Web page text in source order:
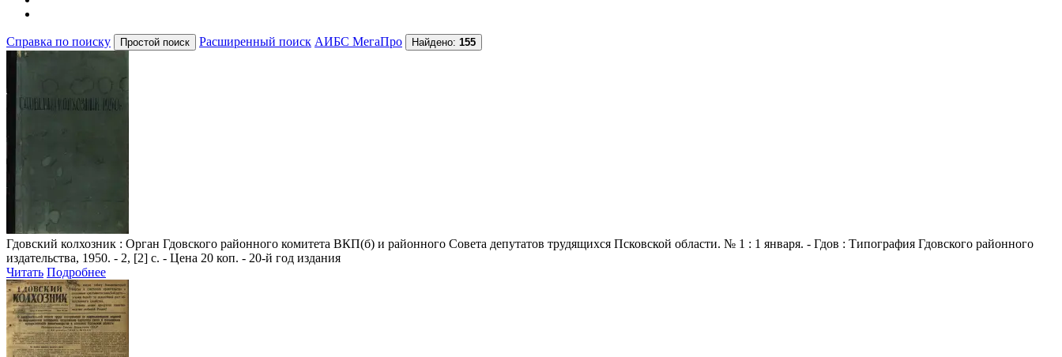
Справка по поиску Расширенный поиск АИБС МегаПро Найдено: 155
Гдовский колхозник : Орган Гдовского районного комитета ВКП(б) и районного Совета депутатов трудящихся Псковской области. № 1 : 1 января. - Гдов : Типография Гдовского районного
издательства, 1950. - 2, [2] с. - Цена 20 коп. - 20-й год издания
Читать Подробнее